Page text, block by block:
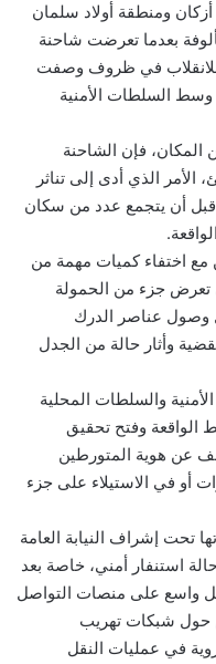
ومنطقة أولاد سلمان
بعدما تعرضت شاحنة
للانقلاب في ظروف وصفت
وسط السلطات الأمنية
فإن الشاحنة
الذي أدى إلى تناثر
أن يتجمع عدد من سكان
مع اختفاء كميات مهمة من
تعرض جزء من الحمولة
وصول عناصر الدرك
وأثار حالة من الجدل
والسلطات المحلية
وفتح تحقيق
عن هوية المتورطين
أو في الاستيلاء على جزء
تحت إشراف النيابة العامة
استنفار أمني، خاصة بعد
واسع على منصات التواصل
حول شبكات تهريب
في عمليات النقل